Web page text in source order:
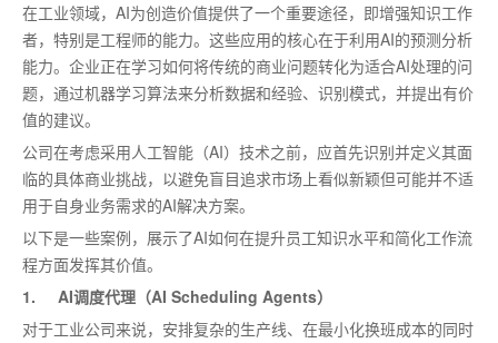
在工业领域，AI为创造价值提供了一个重要途径，即增强知识工作
者，特别是工程师的能力。这些应用的核心在于利用AI的预测分析
能力。企业正在学习如何将传统的商业问题转化为适合AI处理的问
题，通过机器学习算法来分析数据和经验、识别模式，并提出有价
值的建议。
公司在考虑采用人工智能（AI）技术之前，应首先识别并定义其面
临的具体商业挑战，以避免盲目追求市场上看似新颖但可能并不适
用于自身业务需求的AI解决方案。
以下是一些案例，展示了AI如何在提升员工知识水平和简化工作流
程方面发挥其价值。
1. AI调度代理（AI Scheduling Agents）
对于工业公司来说，安排复杂的生产线、在最小化换班成本的同时